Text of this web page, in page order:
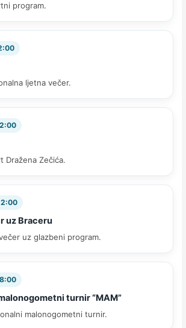
program.
ljetna večer.
Dražena Zečića.
uz Braceru
uz glazbeni program.
turnir “MAM”
malonogometni turnir.